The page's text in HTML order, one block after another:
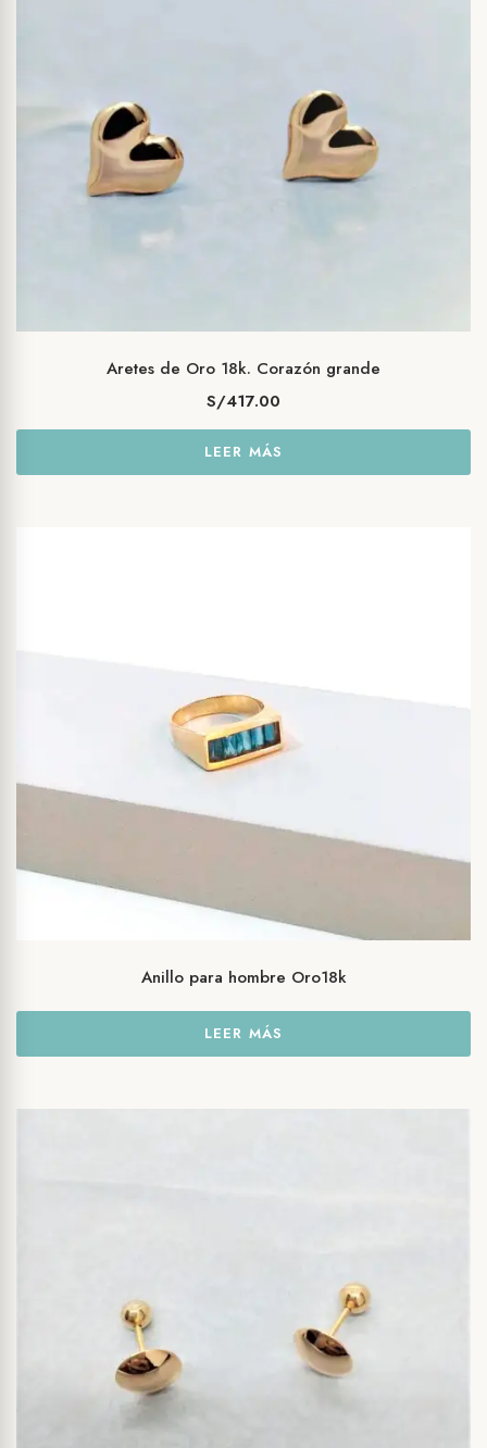
Aretes de Oro 18k. Corazón grande
S/417.00
LEER MÁS
Anillo para hombre Oro18k
LEER MÁS